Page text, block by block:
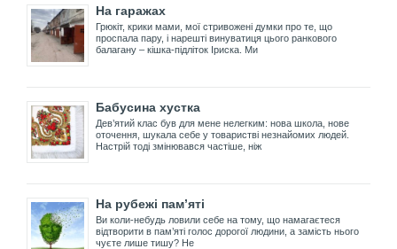
На гаражах
Грюкіт, крики мами, мої стривожені думки про те, що
проспала пару, і нарешті винуватиця цього ранкового
балагану – кішка-підліток Іриска. Ми
Бабусина хустка
Дев’ятий клас був для мене нелегким: нова школа, нове
оточення, шукала себе у товаристві незнайомих людей.
Настрій тоді змінювався частіше, ніж
На рубежі пам’яті
Ви коли-небудь ловили себе на тому, що намагаєтеся
відтворити в пам’яті голос дорогої людини, а замість нього
чуєте лише тишу? Не